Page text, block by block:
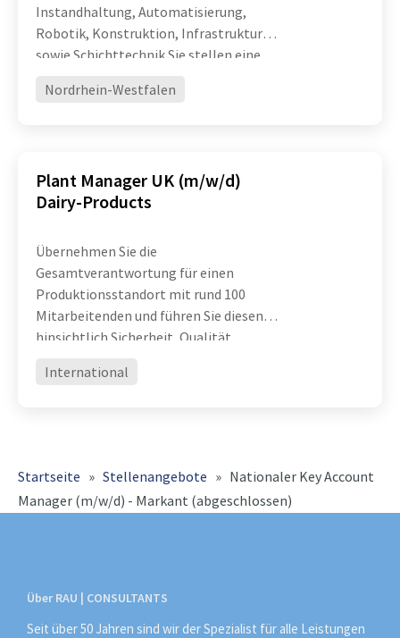
Instandhaltung, Automatisierung,
Robotik, Konstruktion, Infrastruktur
sowie Schichttechnik Sie stellen eine
Leistungsfähigkeit komplexer
Nordrhein-Westfalen
Plant Manager UK (m/w/d)
Dairy-Products
Übernehmen Sie die
Gesamtverantwortung für einen
Produktionsstandort mit rund 100
Mitarbeitenden und führen Sie diesen
hinsichtlich Sicherheit, Qualität,
erfolgreich weiter Entwickeln Sie
International
Startseite » Stellenangebote » Nationaler Key Account
Manager (m/w/d) - Markant (abgeschlossen)
Über RAU | CONSULTANTS
Seit über 50 Jahren sind wir der Spezialist für alle Leistungen